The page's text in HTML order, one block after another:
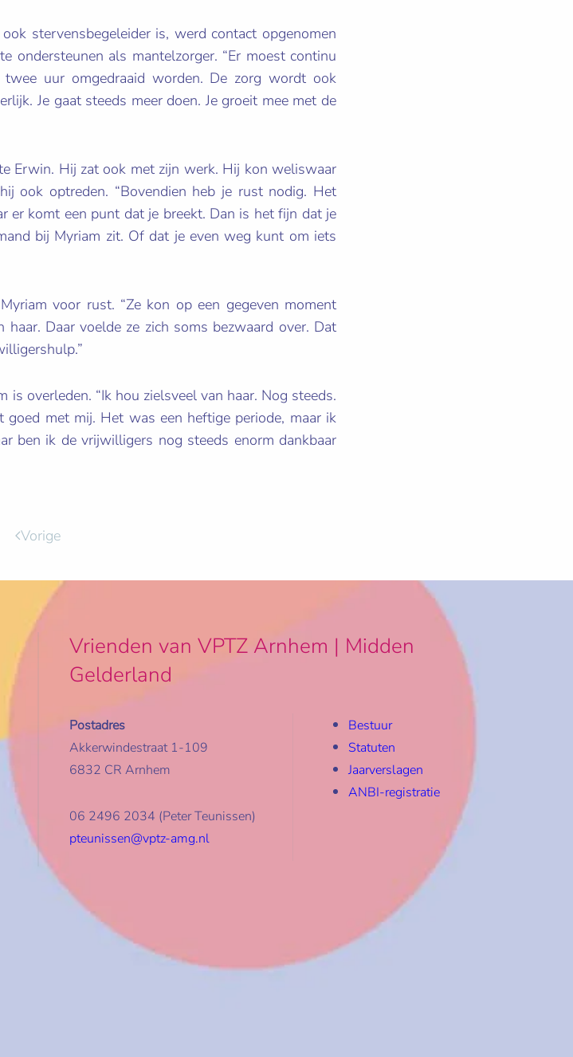
stervensbegeleider is, werd contact opgenomen
ondersteunen als mantelzorger. “Er moest continu
uur omgedraaid worden. De zorg wordt ook
Je gaat steeds meer doen. Je groeit mee met de
Erwin. Hij zat ook met zijn werk. Hij kon weliswaar
ook optreden. “Bovendien heb je rust nodig. Het
er komt een punt dat je breekt. Dan is het fijn dat je
bij Myriam zit. Of dat je even weg kunt om iets
voor rust. “Ze kon op een gegeven moment
Daar voelde ze zich soms bezwaard over. Dat
overleden. “Ik hou zielsveel van haar. Nog steeds.
goed met mij. Het was een heftige periode, maar ik
ben ik de vrijwilligers nog steeds enorm dankbaar
Vorige
Vrienden van VPTZ Arnhem | Midden
Gelderland
Postadres
Akkerwindestraat 1-109
6832 CR Arnhem
06 2496 2034 (Peter Teunissen)
pteunissen@vptz-amg.nl
Bestuur
Statuten
Jaarverslagen
ANBI-registratie